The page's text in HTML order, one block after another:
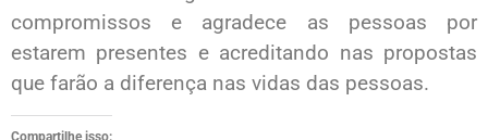
compromissos e agradece as pessoas por
estarem presentes e acreditando nas propostas
que farão a diferença nas vidas das pessoas.
Compartilhe isso: